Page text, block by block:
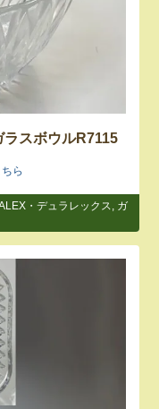
スボウルR7115
ら
・デュラレックス
ガ